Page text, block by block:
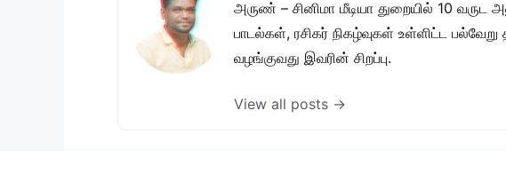
அருண் – சினிமா மீடியா துறையில் 10
பாடல்கள், ரசிகர் நிகழ்வுகள் உள்ளிட்ட
வழங்குவது இவரின் சிறப்பு.
View all posts →